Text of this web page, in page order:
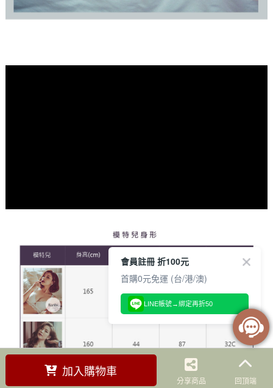
加入購物車
分享商品 回頂端
會員註冊 折100元
首購0元免運 (台/港/澳)
LINE帳號→綁定再折50